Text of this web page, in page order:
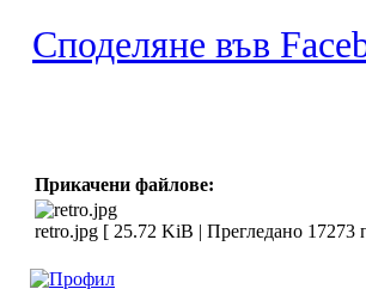
Споделяне във
Прикачени файлове:
retro.jpg [ 25.72 KiB | Прегледано 17273